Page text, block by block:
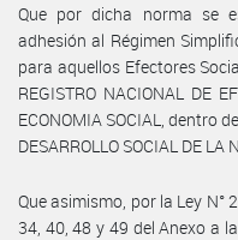
Que por dicha norma se
adhesión al Régimen
para aquellos Efectores
REGISTRO NACIONAL DE
ECONOMIA SOCIAL, dentro
DESARROLLO SOCIAL DE
Que asimismo, por la Ley N°
34, 40, 48 y 49 del Anexo a